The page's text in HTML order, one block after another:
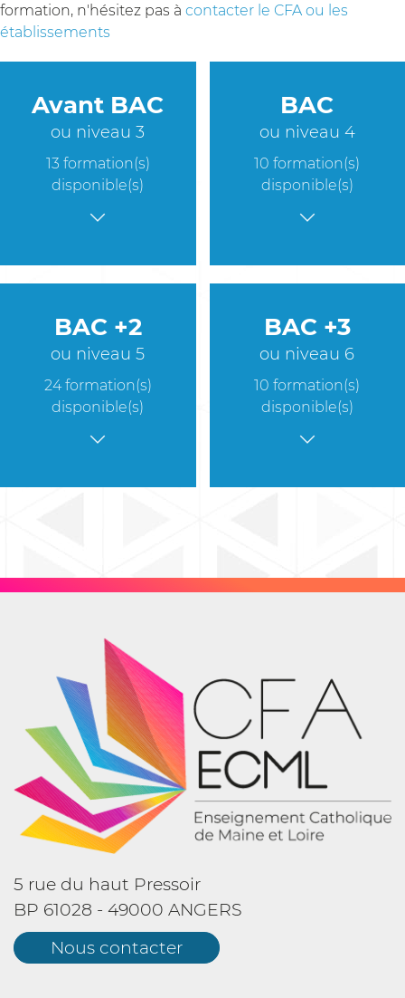
formation, n'hésitez pas à contacter le CFA ou les
établissements
Avant BAC
ou niveau 3
13 formation(s)
disponible(s)
BAC
ou niveau 4
10 formation(s)
disponible(s)
BAC +2
ou niveau 5
24 formation(s)
disponible(s)
BAC +3
ou niveau 6
10 formation(s)
disponible(s)
5 rue du haut Pressoir
BP 61028 - 49000 ANGERS
Nous contacter